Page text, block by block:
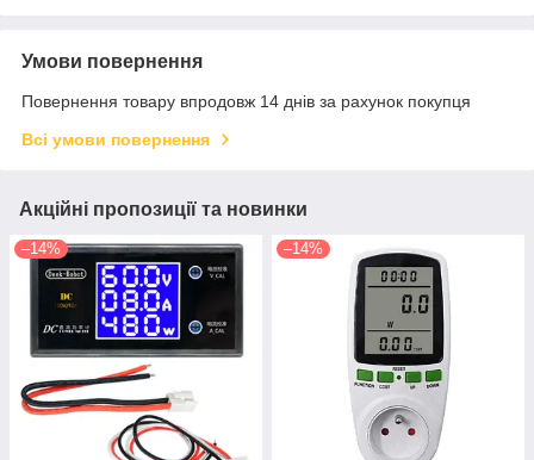
Умови повернення
Повернення товару впродовж 14 днів за рахунок покупця
Всі умови повернення
Акційні пропозиції та новинки
–14% –14%